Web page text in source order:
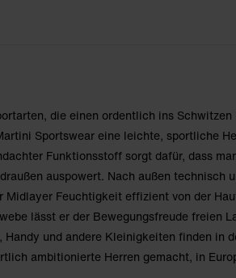
die einen ordentlich ins Schwitzen
Sportswear eine leichte, sportliche
Funktionsstoff sorgt dafür, dass
auspowert. Nach außen technisch
Feuchtigkeit effizient von der
lässt er der Bewegungsfreude freien
und andere Kleinigkeiten finden in
ambitionierte Herren gemacht, in